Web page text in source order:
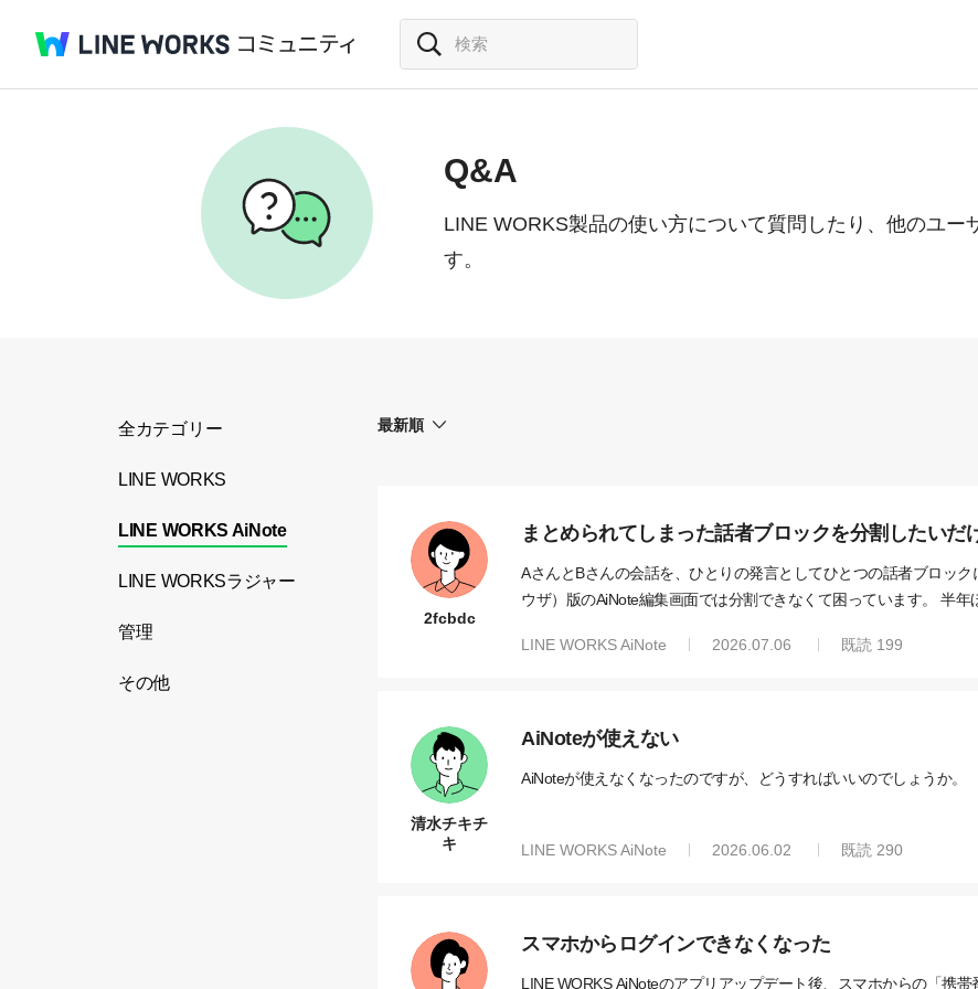
Q&A
LINE WORKS製品の使い方について質問したり、他のユー
す。
全カテゴリー
LINE WORKS
LINE WORKS AiNote
LINE WORKSラジャー
管理
その他
最新順
2fcbdc
まとめられてしまった話者ブロックを分割したいだ
AさんとBさんの会話を、ひとりの発言としてひとつの話者ブロッ
ウザ）版のAiNote編集画面では分割できなくて困っています。 半
同様に困っていらっしゃるかた、いませんでしょうか。 どのよう
LINE WORKS AiNote 2026.07.06 既読 199
清水チキチ
キ
AiNoteが使えない
AiNoteが使えなくなったのですが、どうすればいいのでしょうか。
LINE WORKS AiNote 2026.06.02 既読 290
スマホからログインできなくなった
LINE WORKS AiNoteのアプリアップデート後、スマホからの「携